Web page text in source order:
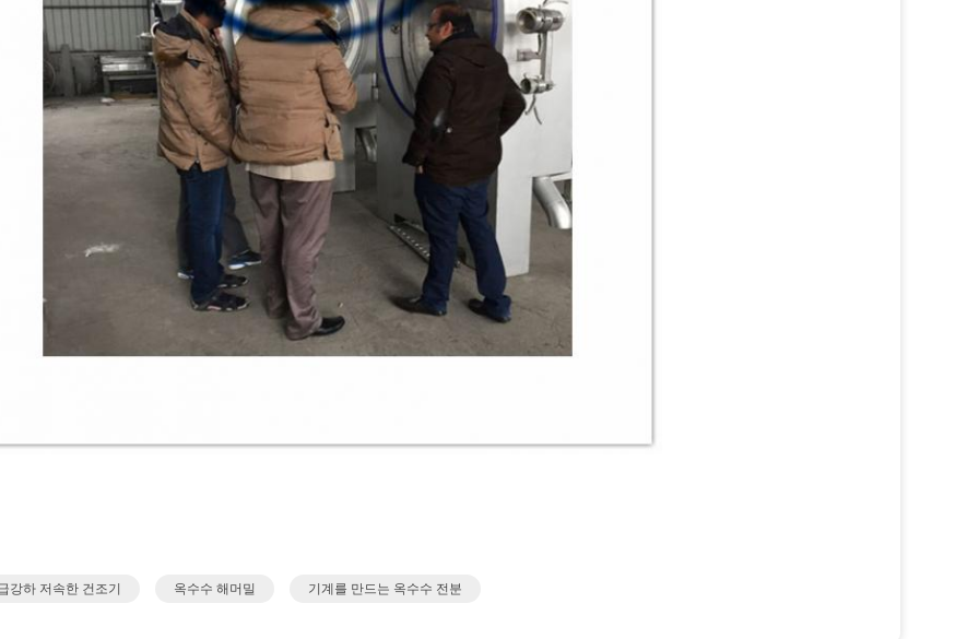
강하 저속한 건조기 옥수수 해머밀 기계를 만드는 옥수수 전분